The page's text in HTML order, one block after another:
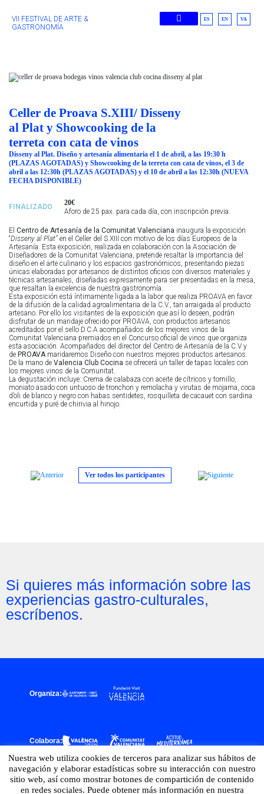
VII FESTIVAL DE ARTE &
GASTRONOMÍA
ES EN VA
Celler de Proava S.XIII/ Disseny
al Plat y Showcooking de la
terreta con cata de vinos
Disseny al Plat. Diseño y artesanía alimentaria el 1 de abril, a las 19:30 h
(PLAZAS AGOTADAS) y Showcooking de la terreta con cata de vinos, el 3 de
abril a las 12:30h (PLAZAS AGOTADAS) y el 10 de abril a las 12:30h (NUEVA
FECHA DISPONIBLE)
FINALIZADO
20€
Aforo de 25 pax. para cada día, con inscripción previa.
El Centro de Artesanía de la Comunitat Valenciana inaugura la exposición
“Disseny al Plat” en el Celler del S.XIII con motivo de los días Europeos de la
Artesanía. Esta exposición, realizada en colaboración con la Asociación de
Diseñadores de la Comunitat Valenciana, pretende resaltar la importancia del
diseño en el arte culinario y los espacios gastronómicos, presentando piezas
únicas elaboradas por artesanos de distintos oficios con diversos materiales y
técnicas artesanales, diseñadas expresamente para ser presentadas en la mesa,
que resaltan la excelencia de nuestra gastronomía.
Esta exposición está íntimamente ligada a la labor que realiza PROAVA en favor
de la difusión de la calidad agroalimentaria de la C.V., tan arraigada al producto
artesano. Por ello los visitantes de la exposición que así lo deseen, podrán
disfrutar de un maridaje ofrecido por PROAVA, con productos artesanos
acreditados por el sello D.C.A acompañados de los mejores vinos de la
Comunitat Valenciana premiados en el Concurso oficial de vinos que organiza
esta asociación. Acompañados del director del Centro de Artesanía de la C.V y
de PROAVA maridaremos Diseño con nuestros mejores productos artesanos.
De la mano de Valencia Club Cocina se ofrecerá un taller de tapas locales con
los mejores vinos de la Comunitat.
La degustación incluye: Crema de calabaza con aceite de cítricos y tomillo,
moniato asado con untuoso de tronchon y remolacha y virutas de mojama, coca
d’oli de blanco y negro con habas sentidetes, rosquilleta de cacauet con sardina
encurtida y puré de chirivia al hinojo.
Ver todos los participantes
Si quieres más información sobre las
experiencias gastro-culturales,
escríbenos.
Organiza:
Colabora:
Nuestra web utiliza cookies de terceros para analizar sus hábitos de
navegación y elaborar estadísticas sobre su interacción con nuestro
sitio web, así como mostrar botones de compartición de contenido
en redes sociales. Puede obtener más información en nuestra